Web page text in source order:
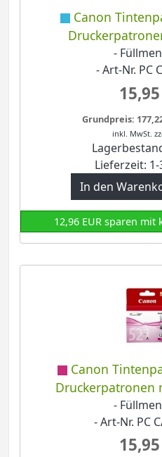
Canon
-
- Art-Nr. PC
Grundpreis:
inkl. MwSt.
Lieferzeit:
In den
12,96 EUR sparen
Canon
Druckerpatronen
-
- Art-Nr. PC